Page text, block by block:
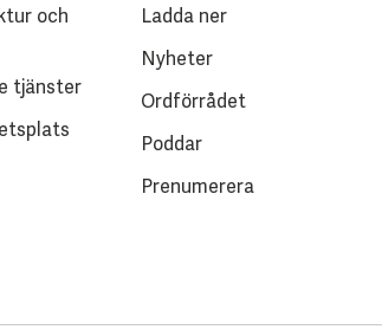
och
tjänster
Ladda ner
Nyheter
Ordförrådet
Poddar
Prenumerera